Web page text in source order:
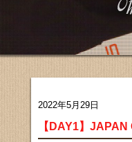
2022年5月29日
【DAY1】